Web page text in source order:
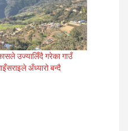
उज्यालिँदै गरेका गाउँ
अँध्यारो बन्दै